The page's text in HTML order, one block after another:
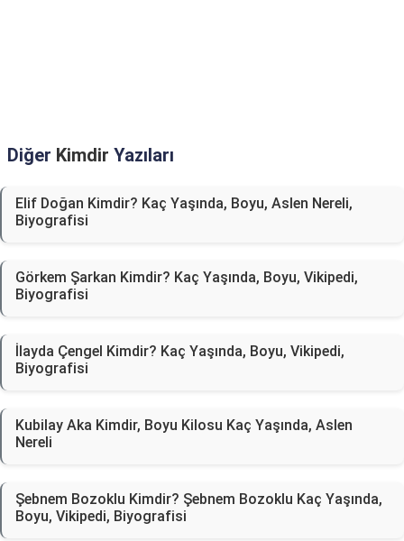
Diğer Kimdir Yazıları
Elif Doğan Kimdir? Kaç Yaşında, Boyu, Aslen Nereli,
Biyografisi
Görkem Şarkan Kimdir? Kaç Yaşında, Boyu, Vikipedi,
Biyografisi
İlayda Çengel Kimdir? Kaç Yaşında, Boyu, Vikipedi,
Biyografisi
Kubilay Aka Kimdir, Boyu Kilosu Kaç Yaşında, Aslen
Nereli
Şebnem Bozoklu Kimdir? Şebnem Bozoklu Kaç Yaşında,
Boyu, Vikipedi, Biyografisi